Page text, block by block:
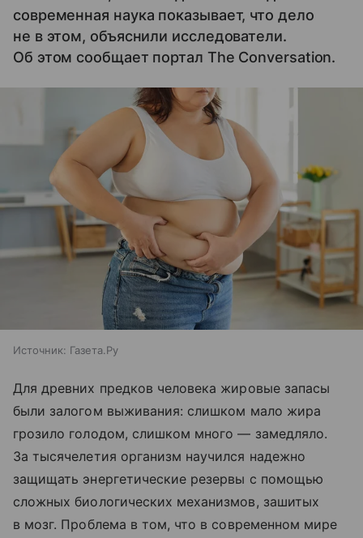
современная наука показывает, что дело
не в этом, объяснили исследователи.
Об этом сообщает портал The Conversation.
Источник: Газета.Ру
Для древних предков человека жировые запасы
были залогом выживания: слишком мало жира
грозило голодом, слишком много — замедляло.
За тысячелетия организм научился надежно
защищать энергетические резервы с помощью
сложных биологических механизмов, зашитых
в мозг. Проблема в том, что в современном мире